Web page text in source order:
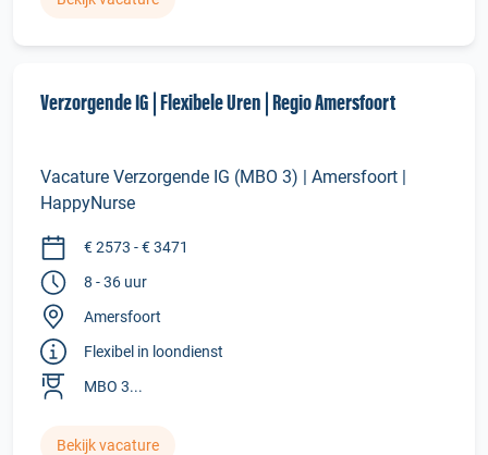
Verzorgende IG | Flexibele Uren | Regio Amersfoort
Vacature Verzorgende IG (MBO 3) | Amersfoort |
HappyNurse
€ 2573 - € 3471
8 - 36 uur
Amersfoort
Flexibel in loondienst
MBO 3...
Bekijk vacature